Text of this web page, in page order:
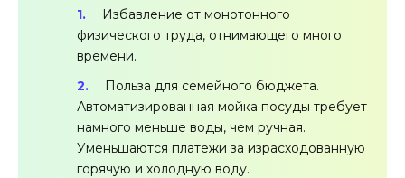
Избавление от монотонного
физического труда, отнимающего много
времени.
Польза для семейного бюджета.
Автоматизированная мойка посуды требует
намного меньше воды, чем ручная.
Уменьшаются платежи за израсходованную
горячую и холодную воду.